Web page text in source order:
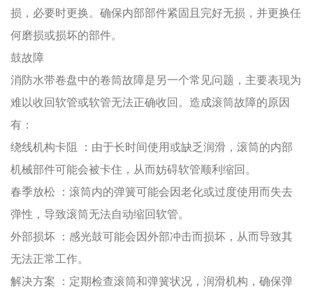
损，必要时更换。确保内部部件紧固且完好无损，并更换任
何磨损或损坏的部件。
鼓故障
消防水带卷盘中的卷筒故障是另一个常见问题，主要表现为
难以收回软管或软管无法正确收回。造成滚筒故障的原因
有：
绕线机构卡阻 ：由于长时间使用或缺乏润滑，滚筒的内部
机械部件可能会被卡住，从而妨碍软管顺利缩回。
春季放松 ：滚筒内的弹簧可能会因老化或过度使用而失去
弹性，导致滚筒无法自动缩回软管。
外部损坏 ：感光鼓可能会因外部冲击而损坏，从而导致其
无法正常工作。
解决方案 ：定期检查滚筒和弹簧状况，润滑机构，确保弹